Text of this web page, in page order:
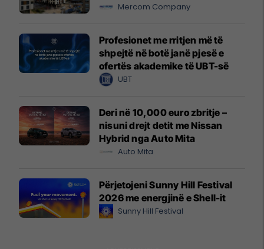
Mercom Company
Profesionet me rritjen më të
shpejtë në botë janë pjesë e
ofertës akademike të UBT-së
UBT
Deri në 10,000 euro zbritje –
nisuni drejt detit me Nissan
Hybrid nga Auto Mita
Auto Mita
Përjetojeni Sunny Hill Festival
2026 me energjinë e Shell-it
Sunny Hill Festival